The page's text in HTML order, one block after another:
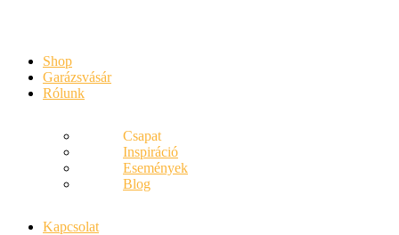
Shop
Garázsvásár
Rólunk
Csapat
Inspiráció
Események
Blog
Kapcsolat